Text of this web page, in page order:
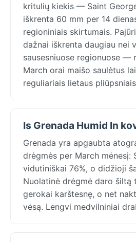
kritulių kiekis — Saint
iškrenta 60 mm per 14
regioniniais skirtumais.
dažnai iškrenta daugiau nei
sausesniuose regionuose —
March orai maišo saulėtus
reguliariais lietaus
Is Grenada Humid In
Grenada yra apgaubta
drėgmės per March mėnesį:
vidutiniškai 76%, o didžioji
Nuolatinė drėgmė daro šiltą
gerokai karštesnę, o net
vėsą. Lengvi medvilniniai